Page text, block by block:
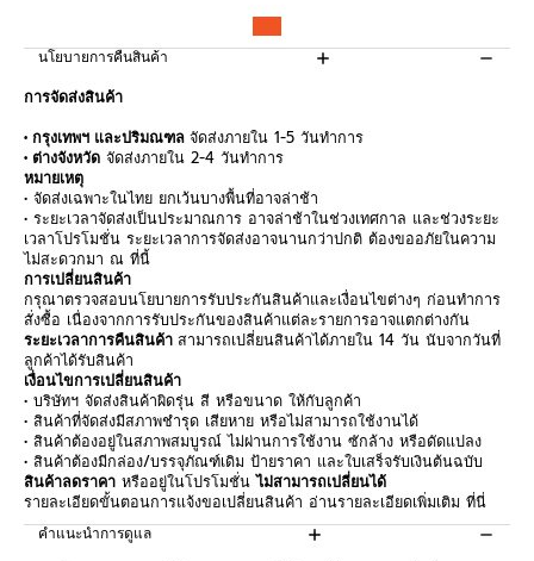
นโยบายการคืนสินค้า
การจัดส่งสินค้า
• กรุงเทพฯ และปริมณฑล จัดส่งภายใน 1-5 วันทำการ
• ต่างจังหวัด จัดส่งภายใน 2-4 วันทำการ
หมายเหตุ
• จัดส่งเฉพาะในไทย ยกเว้นบางพื้นที่อาจล่าช้า
• ระยะเวลาจัดส่งเป็นประมาณการ อาจล่าช้าในช่วงเทศกาล และช่วงระยะ
เวลาโปรโมชั่น ระยะเวลาการจัดส่งอาจนานกว่าปกติ ต้องขออภัยในความ
ไม่สะดวกมา ณ ที่นี้
การเปลี่ยนสินค้า
กรุณาตรวจสอบนโยบายการรับประกันสินค้าและเงื่อนไขต่างๆ ก่อนทำการ
สั่งซื้อ เนื่องจากการรับประกันของสินค้าแต่ละรายการอาจแตกต่างกัน
ระยะเวลาการคืนสินค้า สามารถเปลี่ยนสินค้าได้ภายใน 14 วัน นับจากวันที่
ลูกค้าได้รับสินค้า
เงื่อนไขการเปลี่ยนสินค้า
• บริษัทฯ จัดส่งสินค้าผิดรุ่น สี หรือขนาด ให้กับลูกค้า
• สินค้าที่จัดส่งมีสภาพชำรุด เสียหาย หรือไม่สามารถใช้งานได้
• สินค้าต้องอยู่ในสภาพสมบูรณ์ ไม่ผ่านการใช้งาน ซักล้าง หรือดัดแปลง
• สินค้าต้องมีกล่อง/บรรจุภัณฑ์เดิม ป้ายราคา และใบเสร็จรับเงินต้นฉบับ
สินค้าลดราคา หรืออยู่ในโปรโมชั่นไม่สามารถเปลี่ยนได้
รายละเอียดขั้นตอนการแจ้งขอเปลี่ยนสินค้า อ่านรายละเอียดเพิ่มเติม ที่นี่
คำแนะนำการดูแล